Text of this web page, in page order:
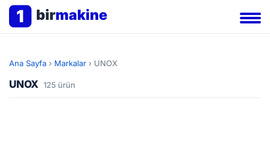
1 birmakine
Ana Sayfa › Markalar › UNOX
UNOX 125 ürün